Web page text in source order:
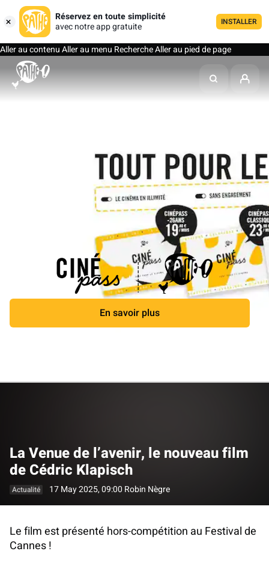
Réservez en toute simplicité
avec notre app gratuite
INSTALLER
Aller au contenuAller au menu RechercheAller au pied de page
En savoir plus
La Venue de l’avenir, le nouveau film
de Cédric Klapisch
Actualité 17 May 2025, 09:00 Robin Nègre
Le film est présenté hors-compétition au Festival de
Cannes !